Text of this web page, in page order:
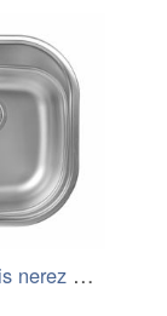
Dřez Novaservis nerez DR46/48